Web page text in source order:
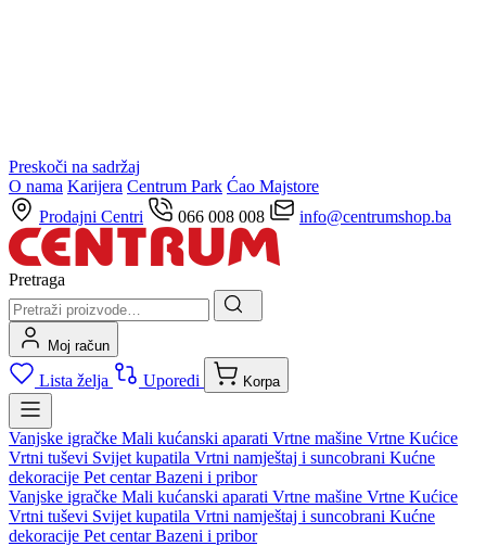
Preskoči na sadržaj
O nama Karijera Centrum Park Ćao Majstore
Prodajni Centri
066 008 008 info@centrumshop.ba
Pretraga
Moj račun
Lista želja Uporedi Korpa
Vanjske igračke Mali kućanski aparati Vrtne mašine Vrtne Kućice
Vrtni tuševi Svijet kupatila Vrtni namještaj i suncobrani Kućne
dekoracije Pet centarBazeni i pribor
Vanjske igračke Mali kućanski aparati Vrtne mašine Vrtne Kućice
Vrtni tuševi Svijet kupatila Vrtni namještaj i suncobrani Kućne
dekoracije Pet centarBazeni i pribor